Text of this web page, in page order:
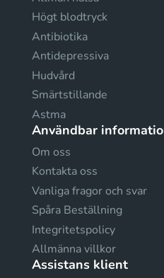
Högt blodtryck
Antibiotika
Antidepressiva
Hudvård
Smärtstillande
Astma
Användbar
Om oss
Kontakta oss
Vanliga fragor och svar
Spåra Beställning
Integritetspolicy
Allmänna villkor
Assistans klient